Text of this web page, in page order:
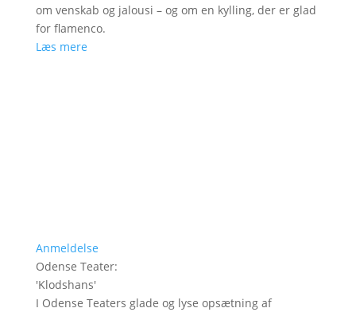
om venskab og jalousi – og om en kylling, der er glad
for flamenco.
Læs mere
Anmeldelse
Odense Teater:
'Klodshans'
I Odense Teaters glade og lyse opsætning af